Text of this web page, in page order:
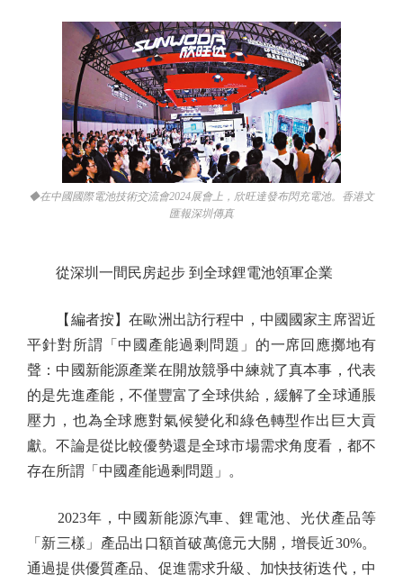
◆在中國國際電池技術交流會2024展會上，欣旺達發布閃充電池。香港文
匯報深圳傳真
從深圳一間民房起步 到全球鋰電池領軍企業
【編者按】在歐洲出訪行程中，中國國家主席習近
平針對所謂「中國產能過剩問題」的一席回應擲地有
聲：中國新能源產業在開放競爭中練就了真本事，代表
的是先進產能，不僅豐富了全球供給，緩解了全球通脹
壓力，也為全球應對氣候變化和綠色轉型作出巨大貢
獻。不論是從比較優勢還是全球市場需求角度看，都不
存在所謂「中國產能過剩問題」。
2023年，中國新能源汽車、鋰電池、光伏產品等
「新三樣」產品出口額首破萬億元大關，增長近30%。
通過提供優質產品、促進需求升級、加快技術迭代，中